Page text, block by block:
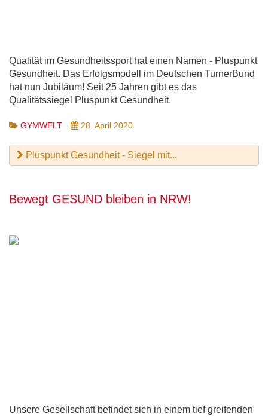
Qualität im Gesundheitssport hat einen Namen - Pluspunkt
Gesundheit. Das Erfolgsmodell im Deutschen TurnerBund
hat nun Jubiläum! Seit 25 Jahren gibt es das
Qualitätssiegel Pluspunkt Gesundheit.
GYMWELT 28. April 2020
Pluspunkt Gesundheit - Siegel mit...
Bewegt GESUND bleiben in NRW!
Unsere Gesellschaft befindet sich in einem tief greifenden